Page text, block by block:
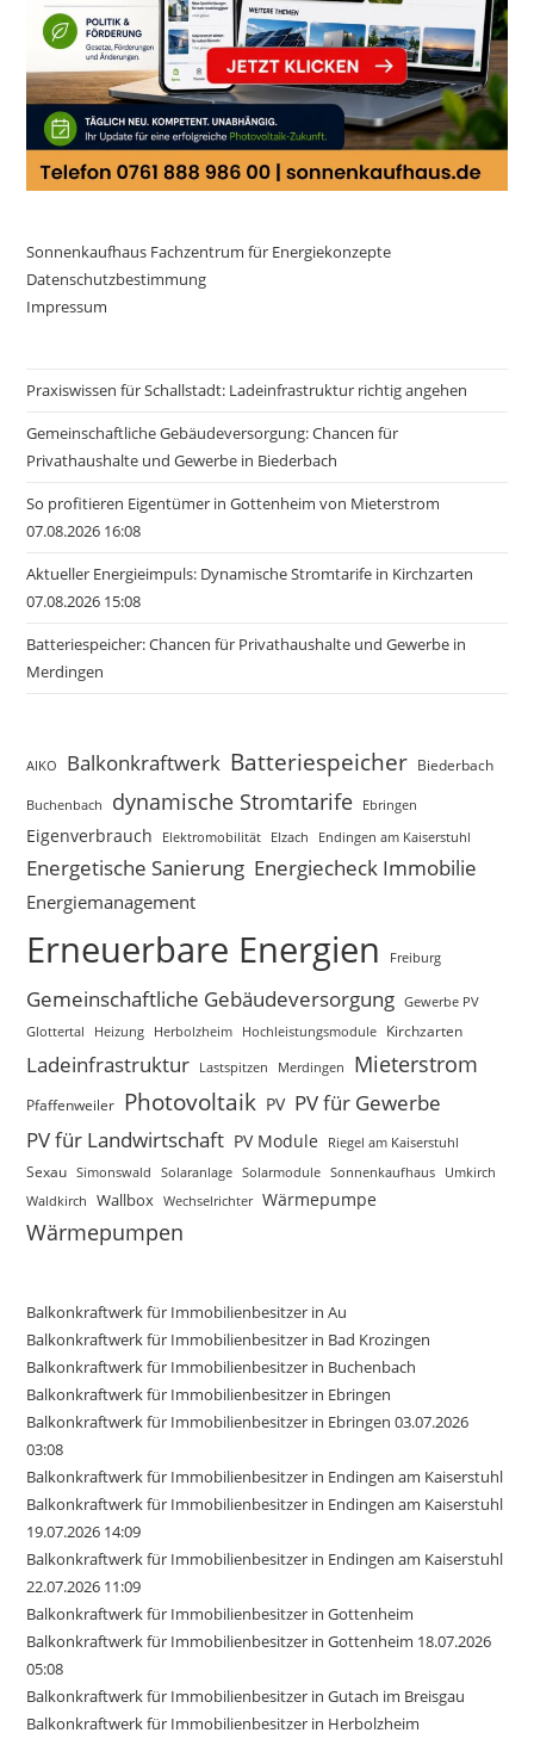
Sonnenkaufhaus Fachzentrum für Energiekonzepte
Datenschutzbestimmung
Impressum
Praxiswissen für Schallstadt: Ladeinfrastruktur richtig angehen
Gemeinschaftliche Gebäudeversorgung: Chancen für
Privathaushalte und Gewerbe in Biederbach
So profitieren Eigentümer in Gottenheim von Mieterstrom
07.08.2026 16:08
Aktueller Energieimpuls: Dynamische Stromtarife in Kirchzarten
07.08.2026 15:08
Batteriespeicher: Chancen für Privathaushalte und Gewerbe in
Merdingen
AIKO Balkonkraftwerk Batteriespeicher Biederbach
Buchenbach dynamische Stromtarife Ebringen
Eigenverbrauch Elektromobilität Elzach Endingen am Kaiserstuhl
Energetische Sanierung Energiecheck Immobilie
Energiemanagement
Erneuerbare Energien Freiburg
Gemeinschaftliche Gebäudeversorgung Gewerbe PV
Glottertal
Heizung Herbolzheim Hochleistungsmodule Kirchzarten
Ladeinfrastruktur Lastspitzen Merdingen Mieterstrom
Pfaffenweiler Photovoltaik PV PV für Gewerbe
PV für Landwirtschaft PV Module Riegel am Kaiserstuhl
Sexau Simonswald Solaranlage Solarmodule Sonnenkaufhaus Umkirch
Waldkirch Wallbox Wechselrichter Wärmepumpe
Wärmepumpen
Balkonkraftwerk für Immobilienbesitzer in Au
Balkonkraftwerk für Immobilienbesitzer in Bad Krozingen
Balkonkraftwerk für Immobilienbesitzer in Buchenbach
Balkonkraftwerk für Immobilienbesitzer in Ebringen
Balkonkraftwerk für Immobilienbesitzer in Ebringen 03.07.2026
03:08
Balkonkraftwerk für Immobilienbesitzer in Endingen am Kaiserstuhl
Balkonkraftwerk für Immobilienbesitzer in Endingen am Kaiserstuhl
19.07.2026 14:09
Balkonkraftwerk für Immobilienbesitzer in Endingen am Kaiserstuhl
22.07.2026 11:09
Balkonkraftwerk für Immobilienbesitzer in Gottenheim
Balkonkraftwerk für Immobilienbesitzer in Gottenheim 18.07.2026
05:08
Balkonkraftwerk für Immobilienbesitzer in Gutach im Breisgau
Balkonkraftwerk für Immobilienbesitzer in Herbolzheim